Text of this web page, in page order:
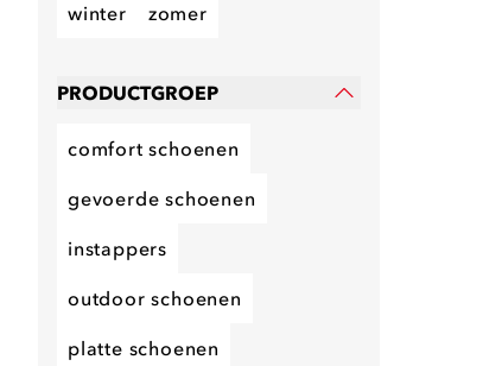
winter zomer
PRODUCTGROEP
comfort schoenen
gevoerde schoenen
instappers
outdoor schoenen
platte schoenen